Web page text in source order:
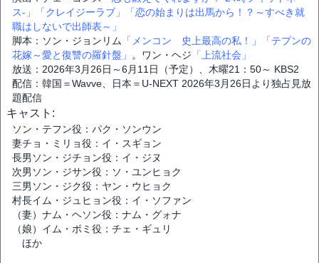
ス-」
「クレイジーラブ」
「恋の始まりは出馬から！？～すべき就
職はしないで出師表～」
脚本：ソン・ジョンリム
「メンコン 史上最高の私！」
「テプンの
花嫁～愛と復讐の羅針盤」
。ワン・ヘジ 「上流社会」
放送：2026年3月26日～6月11日（予定）、木曜21：50～ KBS2
配信：韓国＝Wavve、日本＝U-NEXT 2026年3月26日より独占見放
題配信
キャスト:
ソン・テフン役：パク・ソンウン
妻チョ・ミリョ役：イ・スギョン
長男ソン・ジチョン役：イ・ジヌ
次男ソン・ジサン役：ソ・ユンヒョク
三男ソン・ジク役：ヤン・ウヒョク
村長イム・ジュヒョン役：イ・ソファン
（妻）ナム・ヘソン役：ナム・グォナ
（娘）イム・ボミ役：チェ・ギュリ
ほか